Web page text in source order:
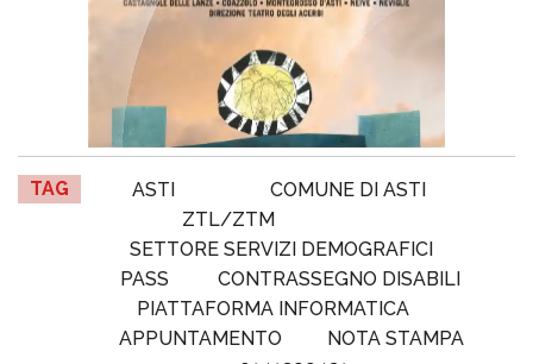
TAG ASTI
COMUNE DI ASTI
ZTL/ZTM
SETTORE SERVIZI DEMOGRAFICI
PASS
CONTRASSEGNO DISABILI
PIATTAFORMA INFORMATICA
APPUNTAMENTO
NOTA STAMPA